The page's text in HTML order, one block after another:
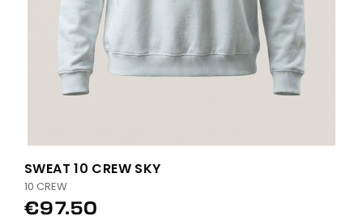
SWEAT 10 CREW SKY
10 CREW
€97.50